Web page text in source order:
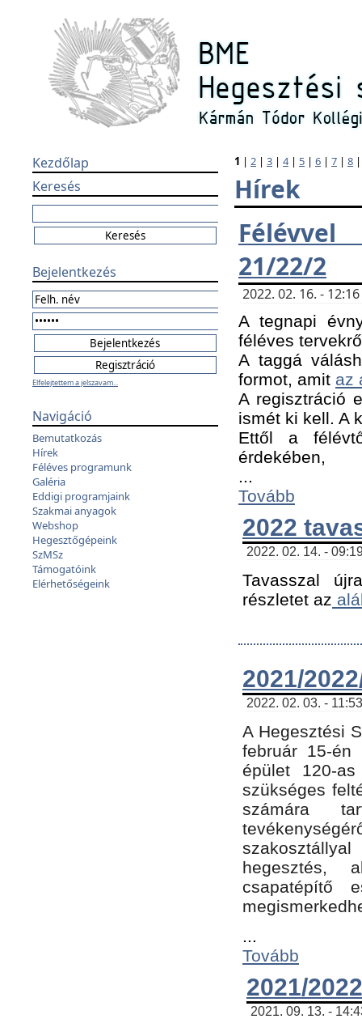
Kezdőlap
Keresés
Bejelentkezés
Elfelejtettem a jelszavam...
Navigáció
Bemutatkozás
Hírek
Féléves programunk
Galéria
Eddigi programjaink
Szakmai anyagok
Webshop
Hegesztőgépeink
SzMSz
Támogatóink
Elérhetőségeink
1 | 2 | 3 | 4| 5 | 6 | 7 | 8
Hírek
21/22/2
2022. 02. 16. -
A tegnapi
féléves
A taggá
formot, amit az
A regisztráció
ismét ki kell. A
Ettől a
érdekében,
...
Tovább
2022
2022. 02. 14. -
Tavasszal
részletet az
2021/
2022. 02. 03. -
A Hegesztési
február 15-
épület 120-
szükséges
számára
hegesztés,
csapatépítő
...
Tovább
2021/
2021. 09. 13. -